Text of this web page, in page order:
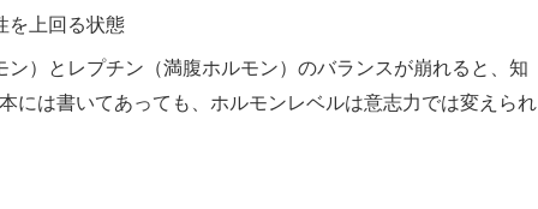
を上回る状態
ン）とレプチン（満腹ホルモン）のバランスが崩れると、知
には書いてあっても、ホルモンレベルは意志力では変えられ